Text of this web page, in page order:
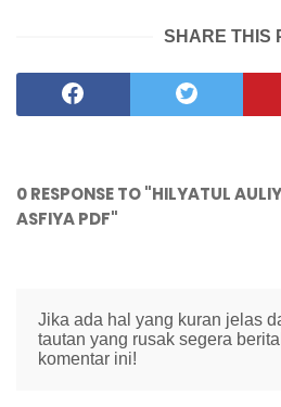
SHARE THIS
0 RESPONSE TO "HILYATUL
ASFIYA PDF"
Jika ada hal yang kuran jelas
tautan yang rusak segera
komentar ini!